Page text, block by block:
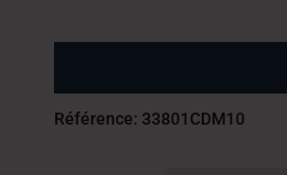
Référence: 33801CDM10